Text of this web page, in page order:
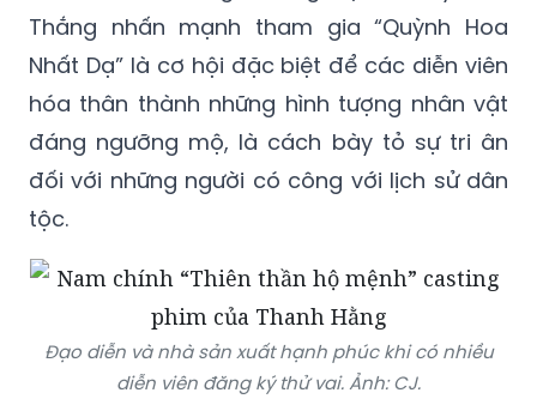
hóa thân thành những hình tượng nhân vật
đáng ngưỡng mộ, là cách bày tỏ sự tri ân
đối với những người có công với lịch sử dân
tộc.
Đạo diễn và nhà sản xuất hạnh phúc khi có nhiều
diễn viên đăng ký thử vai. Ảnh: CJ.
Ở vòng casting cuối cùng, mỗi ứng viên sẽ